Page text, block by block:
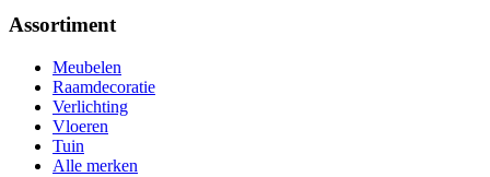
Assortiment
Meubelen
Raamdecoratie
Verlichting
Vloeren
Tuin
Alle merken